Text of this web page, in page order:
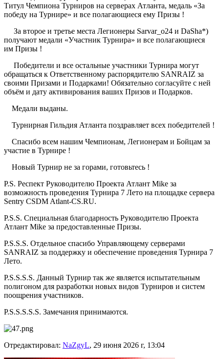
Титул Чемпиона Турниров на серверах Атланта, медаль «За
победу на Турнире» и все полагающиеся ему Призы !
За второе и третье места Легионеры Sarvar_o24 и DaSha*)
получают медали «Участник Турнира» и все полагающиеся
им Призы !
Победители и все остальные участники Турнира могут
обращаться к Ответственному распорядителю SANRAIZ за
своими Призами и Подарками! Обязательно согласуйте с ней
объём и дату активирования ваших Призов и Подарков.
Медали выданы.
Турнирная Гильдия Атланта поздравляет всех победителей !
Спасибо всем нашим Чемпионам, Легионерам и Бойцам за
участие в Турнире !
Новый Турнир не за горами, готовьтесь !
P.S. Респект Руководителю Проекта Атлант Mike за
возможность проведения Турнира 7 Лето на площадке сервера
Sentry CSDM Atlant-CS.RU.
P.S.S. Специальная благодарность Руководителю Проекта
Атлант Mike за предоставленные Призы.
P.S.S.S. Отдельное спасибо Управляющему серверами
SANRAIZ за поддержку и обеспечение проведения Турнира 7
Лето.
P.S.S.S.S. Данный Турнир так же является испытательным
полигоном для разработки новых видов Турниров и систем
поощрения участников.
P.S.S.S.S.S. Замечания принимаются.
Отредактировал: NaZgyL, 29 июня 2026 г, 13:04